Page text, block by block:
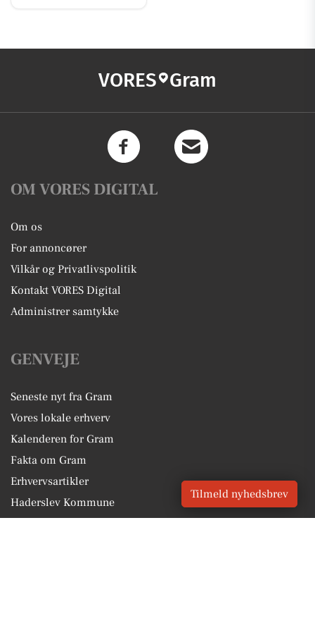
VORES Gram
OM VORES DIGITAL
Om os
For annoncører
Vilkår og Privatlivspolitik
Kontakt VORES Digital
Administrer samtykke
GENVEJE
Seneste nyt fra Gram
Vores lokale erhverv
Kalenderen for Gram
Fakta om Gram
Erhvervsartikler
Haderslev Kommune
Tilmeld nyhedsbrev